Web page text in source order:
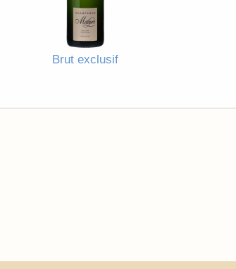
Brut exclusif